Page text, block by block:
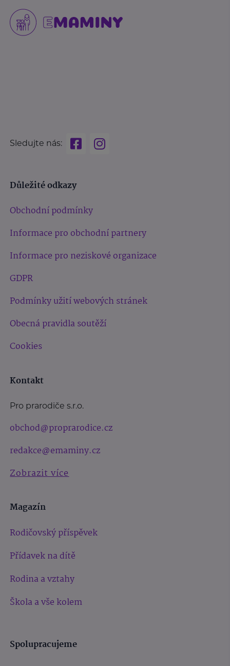
Sledujte nás:
Důležité odkazy
Obchodní podmínky
Informace pro obchodní partnery
Informace pro neziskové organizace
GDPR
Podmínky užití webových stránek
Obecná pravidla soutěží
Cookies
Kontakt
Pro prarodiče s.r.o.
obchod@proprarodice.cz
redakce@emaminy.cz
Zobrazit více
Magazín
Rodičovský příspěvek
Přídavek na dítě
Rodina a vztahy
Škola a vše kolem
Spolupracujeme